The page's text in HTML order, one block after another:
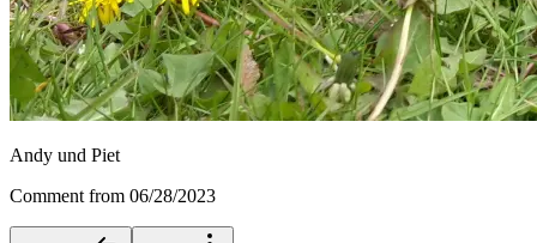
Andy und Piet
Comment from 06/28/2023